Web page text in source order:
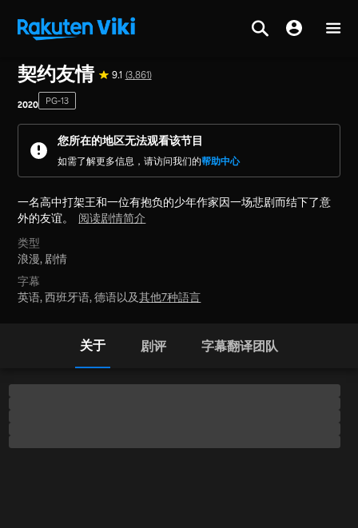
契约友情 9.1 (3,861)
2020 PG-13
您所在的地区无法观看该节目
如需了解更多信息，请访问我们的帮助中心
一名高中打架王和一位有抱负的少年作家因一场悲剧而结下了意
外的友谊。
阅读剧情简介
类型
浪漫, 剧情
字幕
英语, 西班牙语, 德语以及其他7种語言
关于 剧评 字幕翻译团队